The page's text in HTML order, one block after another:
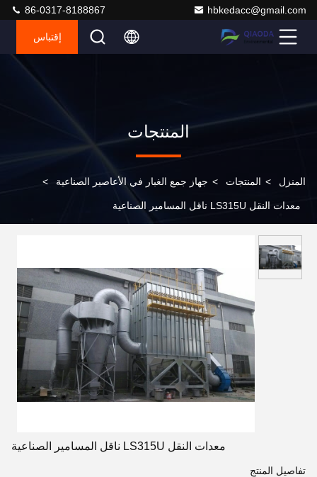
hbkedacc@gmail.com
86-0317-8188867
إقتباس
المنتجات
المنزل > المنتجات > جهاز جمع الغبار في الأعاصير الصناعية >
معدات النقل LS315U ناقل المسامير الصناعية
معدات النقل LS315U ناقل المسامير الصناعية
تفاصيل المنتج